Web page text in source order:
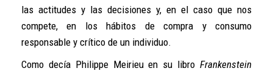
las actitudes y las decisiones y, en el caso que nos
compete, en los hábitos de compra y consumo
responsable y crítico de un individuo.
Como decía Philippe Meirieu en su libro Frankenstein